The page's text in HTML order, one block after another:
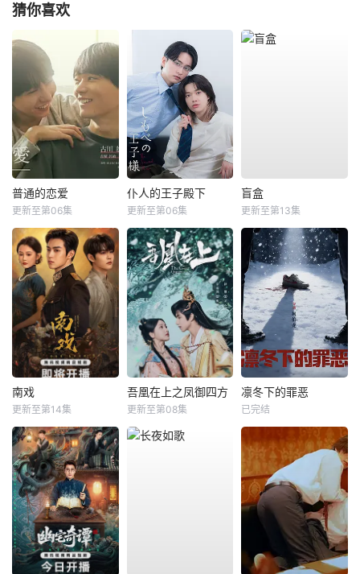
猜你喜欢
普通的恋爱
更新至第06集
仆人的王子殿下
更新至第06集
盲盒
更新至第13集
南戏
更新至第14集
吾凰在上之凤御四方
更新至第08集
凛冬下的罪恶
已完结